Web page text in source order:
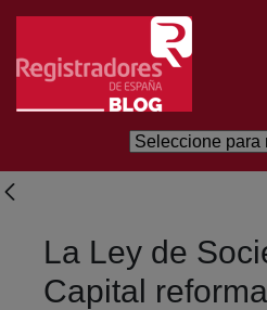
Skip to Main Content
La Ley de
Capital